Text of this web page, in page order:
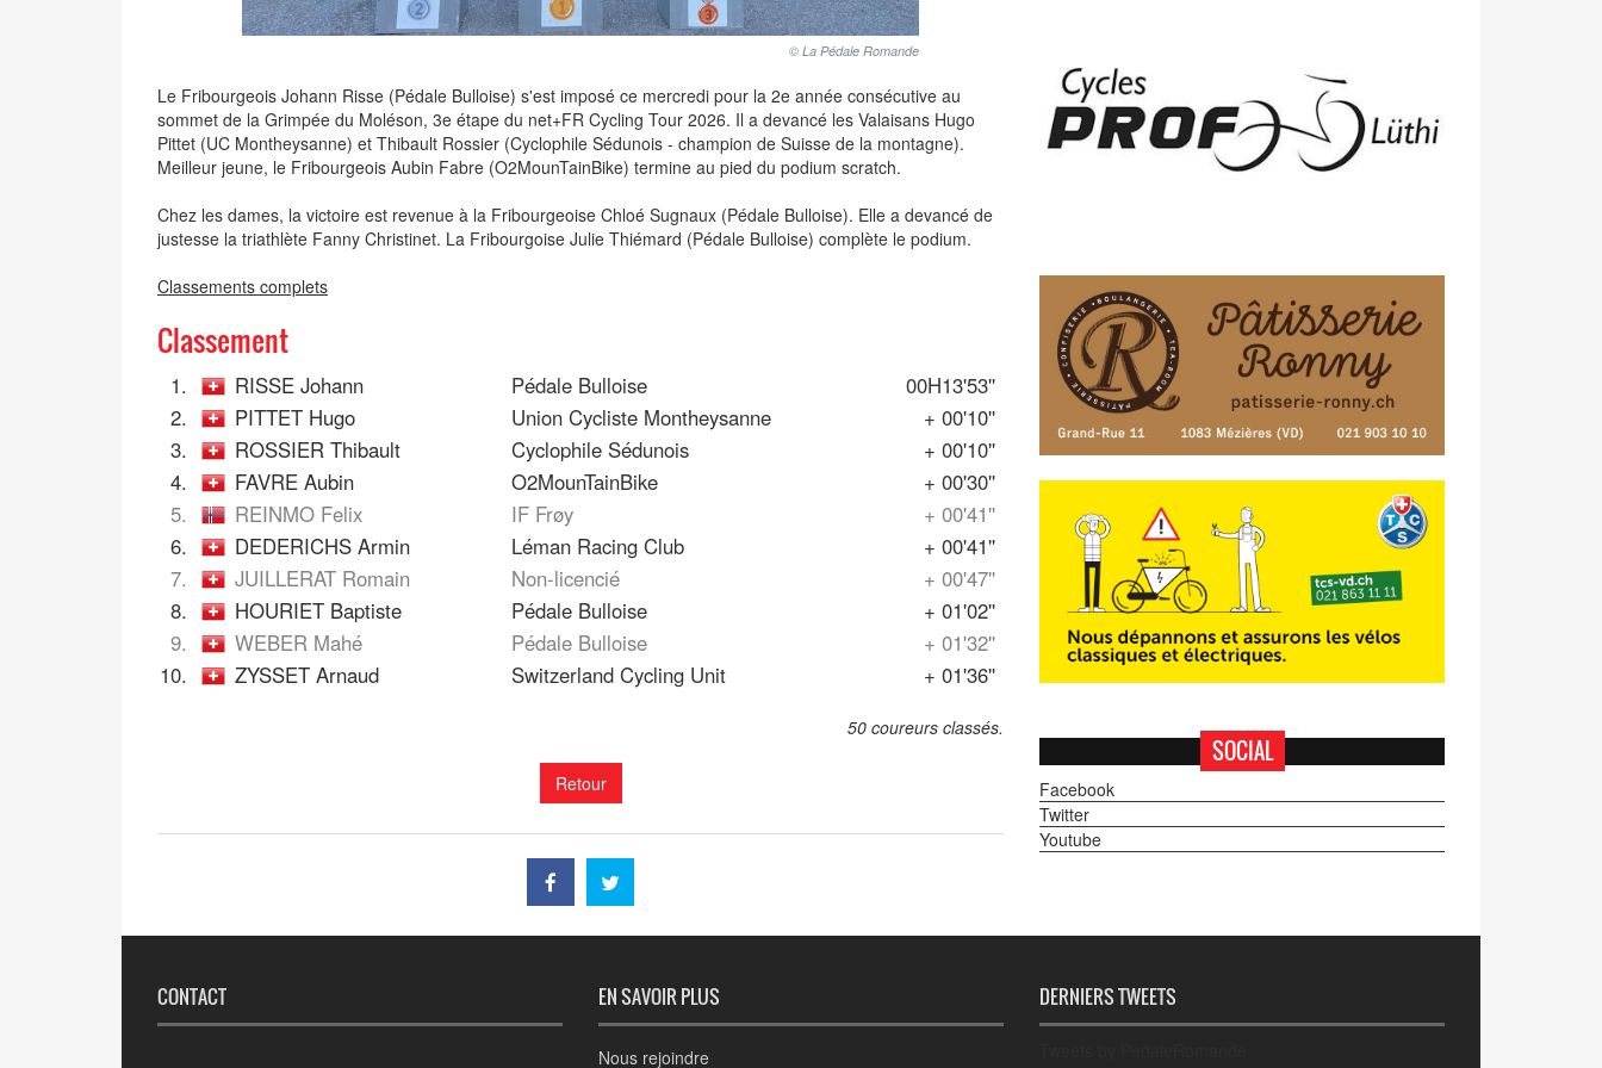
© La Pédale Romande
Le Fribourgeois Johann Risse (Pédale Bulloise) s'est imposé ce mercredi pour la 2e année consécutive au
sommet de la Grimpée du Moléson, 3e étape du net+FR Cycling Tour 2026. Il a devancé les Valaisans Hugo
Pittet (UC Montheysanne) et Thibault Rossier (Cyclophile Sédunois - champion de Suisse de la montagne).
Meilleur jeune, le Fribourgeois Aubin Fabre (O2MounTainBike) termine au pied du podium scratch.
Chez les dames, la victoire est revenue à la Fribourgeoise Chloé Sugnaux (Pédale Bulloise). Elle a devancé de
justesse la triathlète Fanny Christinet. La Fribourgoise Julie Thiémard (Pédale Bulloise) complète le podium.
Classements complets
Classement
1. RISSE Johann Pédale Bulloise
00H13'53''
2.
PITTET Hugo Union Cycliste Montheysanne
+ 00'10''
3.
ROSSIER Thibault Cyclophile Sédunois
+ 00'10''
4.
FAVRE Aubin O2MounTainBike
+ 00'30''
5.
REINMO Felix IF Frøy
+ 00'41''
6.
DEDERICHS Armin Léman Racing Club
+ 00'41''
7.
JUILLERAT Romain Non-licencié
+ 00'47''
8.
HOURIET Baptiste Pédale Bulloise
+ 01'02''
9.
WEBER Mahé Pédale Bulloise
+ 01'32''
10.
ZYSSET Arnaud Switzerland Cycling Unit + 01'36''
50 coureurs classés.
Retour
14/04 -Photos -Les photos du 5e GP
de Semsales
SOCIAL
Facebook
Twitter
Youtube
CONTACT EN SAVOIR PLUS
Nous rejoindre
DERNIERS TWEETS